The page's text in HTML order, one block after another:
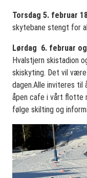
Torsdag 5. februar
skytebane stengt for
Lørdag 6. februar
Hvalstjern skistadion
skiskyting. Det vil
dagen.Alle inviteres til
åpen cafe i vårt flotte
følge skilting og